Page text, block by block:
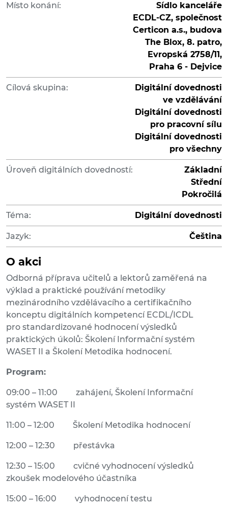
Místo konání:
Sídlo kanceláře
ECDL-CZ, společnost
Certicon a.s., budova
The Blox, 8. patro,
Evropská 2758/11,
Praha 6 - Dejvice
Cílová skupina:
Digitální dovednosti
ve vzdělávání
Digitální dovednosti
pro pracovní sílu
Digitální dovednosti
pro všechny
Úroveň digitálních dovedností:
Základní
Střední
Pokročilá
Téma: Digitální dovednosti
Jazyk: Čeština
O akci
Odborná příprava učitelů a lektorů zaměřená na
výklad a praktické používání metodiky
mezinárodního vzdělávacího a certifikačního
konceptu digitálních kompetencí ECDL/ICDL
pro standardizované hodnocení výsledků
praktických úkolů: Školení Informační systém
WASET II a Školení Metodika hodnocení.
Program:
09:00 – 11:00 zahájení, Školení Informační
systém WASET II
11:00 – 12:00 Školení Metodika hodnocení
12:00 – 12:30 přestávka
12:30 – 15:00 cvičné vyhodnocení výsledků
zkoušek modelového účastníka
15:00 – 16:00 vyhodnocení testu